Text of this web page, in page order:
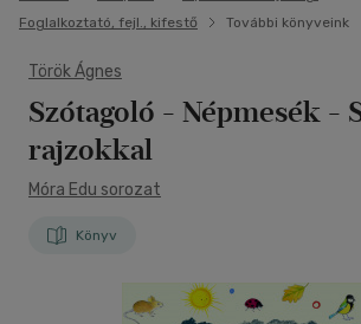
Foglalkoztató, fejl., kifestő
További könyveink
Török Ágnes
Szótagoló - Népmesék -
rajzokkal
Móra Edu sorozat
Könyv